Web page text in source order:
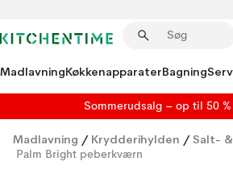
MadlavningKøkkenapparaterBagning
Sommerudsalg – op til 50 %
Madlavning / Krydderihylden / Salt-
Palm Bright peberkværn